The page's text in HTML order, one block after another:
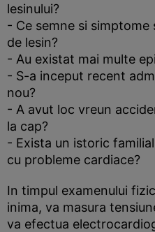
lesinului?
- Ce semne si
de lesin?
- Au existat mai multe
- S-a inceput recent
nou?
- A avut loc vreun
la cap?
- Exista un istoric
cu probleme cardiace?
In timpul examenului
inima, va masura
va efectua